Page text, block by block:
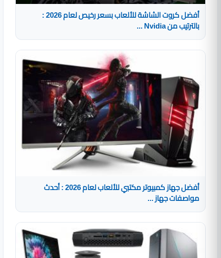
أفضل كروت الشاشة للألعاب بسعر رخيص لعام 2026 :
بالترتيب من Nvidia ...
أفضل جهاز كمبيوتر مكتبي للألعاب لعام 2026 : أحدث
مواصفات جهاز ...